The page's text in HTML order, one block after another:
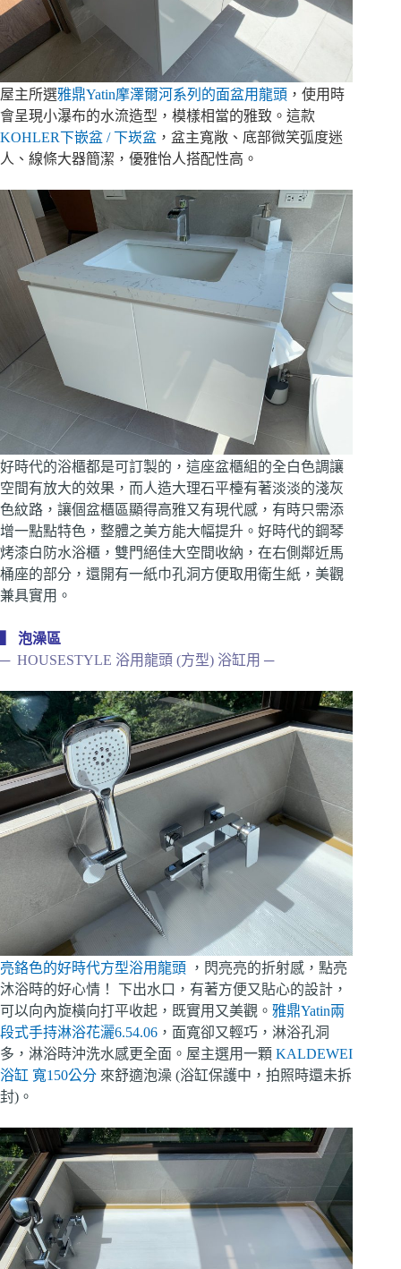
屋主所選雅鼎Yatin摩澤爾河系列的面盆用龍頭 ，使用時
會呈現小瀑布的水流造型，模樣相當的雅致。這款
KOHLER下嵌盆 / 下崁盆 ，盆主寬敞、底部微笑弧度迷
人、線條大器簡潔，優雅怡人搭配性高。
好時代的浴櫃都是可訂製的，這座盆櫃組的全白色調讓
空間有放大的效果，而人造大理石平檯有著淡淡的淺灰
色紋路，讓個盆櫃區顯得高雅又有現代感，有時只需添
增一點點特色，整體之美方能大幅提升。好時代的鋼琴
烤漆白防水浴櫃，雙門絕佳大空間收納，在右側鄰近馬
桶座的部分，還開有一紙巾孔洞方便取用衛生紙，美觀
兼具實用。
▍ 泡澡區
─ HOUSESTYLE 浴用龍頭 (方型) 浴缸用 ─
亮鉻色的好時代方型浴用龍頭
，閃亮亮的折射感，點亮
沐浴時的好心情！ 下出水口，有著方便又貼心的設計，
可以向內旋橫向打平收起，既實用又美觀。 雅鼎Yatin兩
段式手持淋浴花灑6.54.06 ，面寬卻又輕巧，淋浴孔洞
多，淋浴時沖洗水感更全面。屋主選用一顆 KALDEWEI
浴缸 寬150公分 來舒適泡澡 (浴缸保護中，拍照時還未拆
封)。